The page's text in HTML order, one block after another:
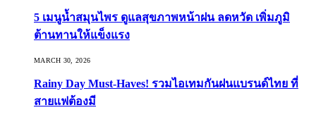
5 เมนูน้ำสมุนไพร ดูแลสุขภาพหน้าฝน ลดหวัด เพิ่มภูมิ
ต้านทานให้แข็งแรง
MARCH 30, 2026
Rainy Day Must-Haves! รวมไอเทมกันฝนแบรนด์ไทย ที่
สายแฟต้องมี